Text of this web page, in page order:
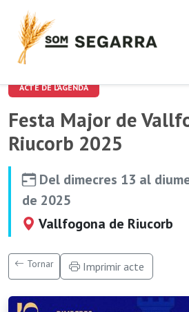
ACTE DE L'AGENDA
Festa Major de
Riucorb 2025
Del dimecres 13 al
de 2025
Vallfogona de Riucorb
Tornar Imprimir acte